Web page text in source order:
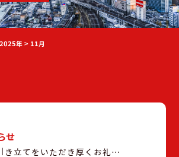
2025年 > 11月
せ
き立てをいただき厚くお礼申